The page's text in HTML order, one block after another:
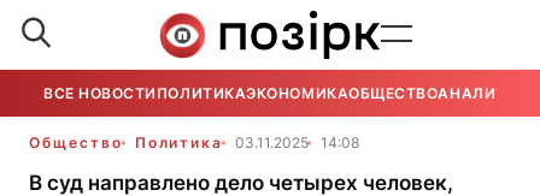
ВСЕ НОВОСТИ ПОЛИТИКАЭКОНОМИКАОБЩЕСТВОАНАЛИТИКА
Общество Политика 03.11.2025 14:08
В суд направлено дело четырех человек,